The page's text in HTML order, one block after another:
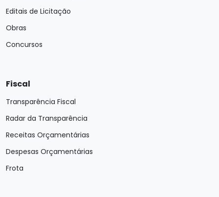
Editais de Licitação
Obras
Concursos
Fiscal
Transparência Fiscal
Radar da Transparência
Receitas Orçamentárias
Despesas Orçamentárias
Frota